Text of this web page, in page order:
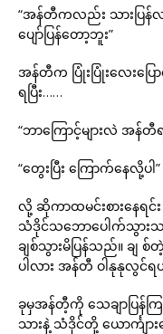
“အန်တီကလည်း သားပြန်လာ
ပျော်ပြန်တော့ဘူး”
အန်တီက ပြုံးပြုံးလေးပ
ရပြီး……
“ဘာကြောင့်များလဲ အန်တီ
“တွေးပြီး ကြောက်နေလို့ပါ”
လို့ ဆိုကာထမင်းစားနေရင်း
သံဒိုင်သဘောပေါက်သွာ
ချစ်သွားမိပြန်သည်။ ချ
ပါလား အန်တီ ဝါနုနုလွင်
ခုမှအန်တီ့ကို သေချာပြန်က
သားနဲ့ သံဒိုင်တို့ ယောင်္ကျ